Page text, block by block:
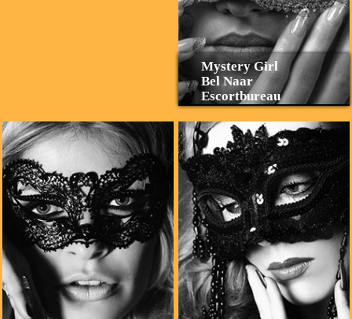
Mystery Girl
Bel Naar
Escortbureau